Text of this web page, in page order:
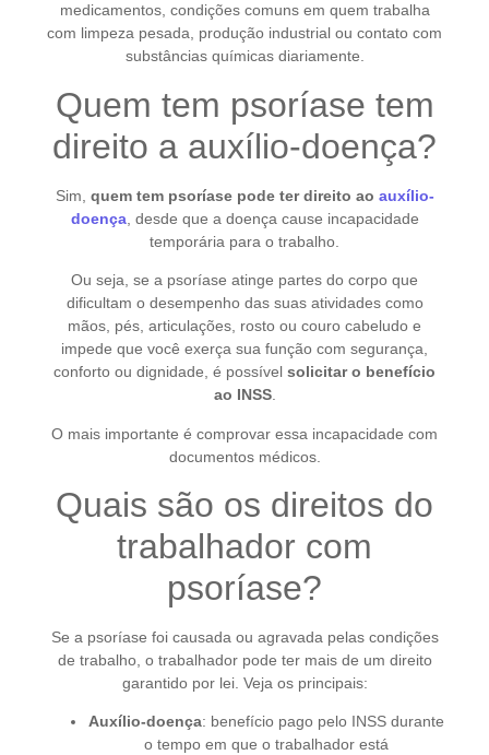
medicamentos, condições comuns em quem trabalha
com limpeza pesada, produção industrial ou contato com
substâncias químicas diariamente.
Quem tem psoríase tem
direito a auxílio-doença?
Sim, quem tem psoríase pode ter direito ao auxílio-
doença, desde que a doença cause incapacidade
temporária para o trabalho.
Ou seja, se a psoríase atinge partes do corpo que
dificultam o desempenho das suas atividades como
mãos, pés, articulações, rosto ou couro cabeludo e
impede que você exerça sua função com segurança,
conforto ou dignidade, é possível solicitar o benefício
ao INSS.
O mais importante é comprovar essa incapacidade com
documentos médicos.
Quais são os direitos do
trabalhador com
psoríase?
Se a psoríase foi causada ou agravada pelas condições
de trabalho, o trabalhador pode ter mais de um direito
garantido por lei. Veja os principais:
Auxílio-doença: benefício pago pelo INSS durante
o tempo em que o trabalhador está